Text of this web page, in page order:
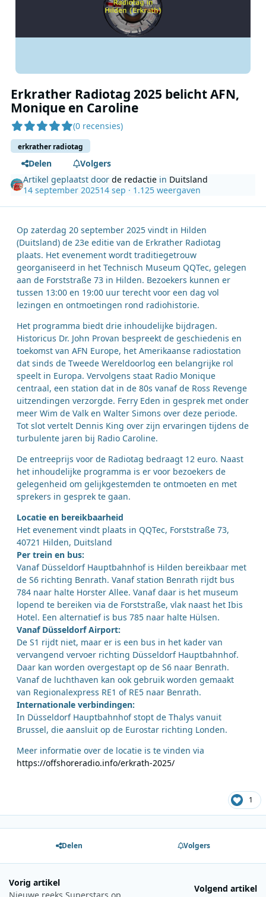
Erkrather Radiotag 2025 belicht AFN,
Monique en Caroline
(0 recensies)
erkrather radiotag
Delen
Volgers
Artikel geplaatst doorde redactie in Duitsland
14 september 202514 sep · 1.125 weergaven
Op zaterdag 20 september 2025 vindt in Hilden
(Duitsland) de 23e editie van de Erkrather Radiotag
plaats. Het evenement wordt traditiegetrouw
georganiseerd in het Technisch Museum QQTec, gelegen
aan de Forststraße 73 in Hilden. Bezoekers kunnen er
tussen 13:00 en 19:00 uur terecht voor een dag vol
lezingen en ontmoetingen rond radiohistorie.
Het programma biedt drie inhoudelijke bijdragen.
Historicus Dr. John Provan bespreekt de geschiedenis en
toekomst van AFN Europe, het Amerikaanse radiostation
dat sinds de Tweede Wereldoorlog een belangrijke rol
speelt in Europa. Vervolgens staat Radio Monique
centraal, een station dat in de 80s vanaf de Ross Revenge
uitzendingen verzorgde. Ferry Eden in gesprek met onder
meer Wim de Valk en Walter Simons over deze periode.
Tot slot vertelt Dennis King over zijn ervaringen tijdens de
turbulente jaren bij Radio Caroline.
De entreeprijs voor de Radiotag bedraagt 12 euro. Naast
het inhoudelijke programma is er voor bezoekers de
gelegenheid om gelijkgestemden te ontmoeten en met
sprekers in gesprek te gaan.
Locatie en bereikbaarheid
Het evenement vindt plaats in QQTec, Forststraße 73,
40721 Hilden, Duitsland
Per trein en bus:
Vanaf Düsseldorf Hauptbahnhof is Hilden bereikbaar met
de S6 richting Benrath. Vanaf station Benrath rijdt bus
784 naar halte Horster Allee. Vanaf daar is het museum
lopend te bereiken via de Forststraße, vlak naast het Ibis
Hotel. Een alternatief is bus 785 naar halte Hülsen.
Vanaf Düsseldorf Airport:
De S1 rijdt niet, maar er is een bus in het kader van
vervangend vervoer richting Düsseldorf Hauptbahnhof.
Daar kan worden overgestapt op de S6 naar Benrath.
Vanaf de luchthaven kan ook gebruik worden gemaakt
van Regionalexpress RE1 of RE5 naar Benrath.
Internationale verbindingen:
In Düsseldorf Hauptbahnhof stopt de Thalys vanuit
Brussel, die aansluit op de Eurostar richting Londen.
Meer informatie over de locatie is te vinden via
https://offshoreradio.info/erkrath-2025/
1
Delen Volgers
Vorig artikel
Volgend artikel